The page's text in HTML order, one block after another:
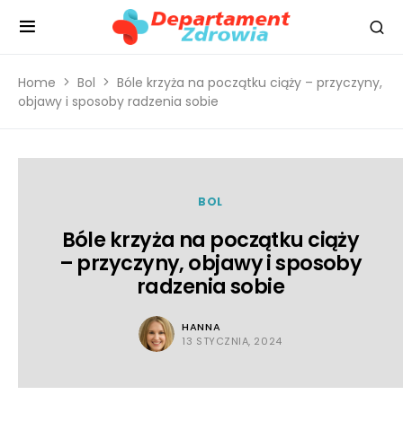
Home Bol
Bóle krzyża na początku ciąży – przyczyny,
objawy i sposoby radzenia sobie
BOL
Bóle krzyża na początku ciąży
– przyczyny, objawy i sposoby
radzenia sobie
HANNA
13 STYCZNIA, 2024